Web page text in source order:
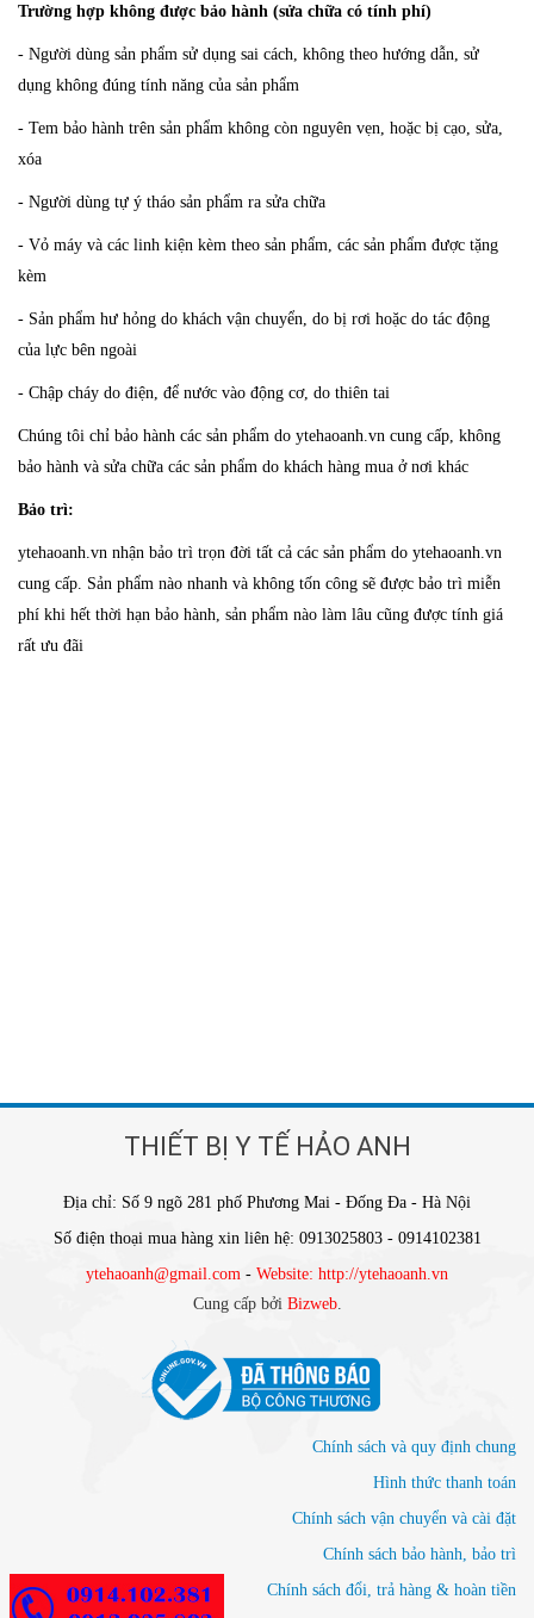
Trường hợp không được bảo hành (sửa chữa có tính phí)
- Người dùng sản phẩm sử dụng sai cách, không theo hướng dẫn, sử
dụng không đúng tính năng của sản phẩm
- Tem bảo hành trên sản phẩm không còn nguyên vẹn, hoặc bị cạo, sửa,
xóa
- Người dùng tự ý tháo sản phẩm ra sửa chữa
- Vỏ máy và các linh kiện kèm theo sản phẩm, các sản phẩm được tặng
kèm
- Sản phẩm hư hỏng do khách vận chuyển, do bị rơi hoặc do tác động
của lực bên ngoài
- Chập cháy do điện, để nước vào động cơ, do thiên tai
Chúng tôi chỉ bảo hành các sản phẩm do ytehaoanh.vn cung cấp, không
bảo hành và sửa chữa các sản phẩm do khách hàng mua ở nơi khác
Bảo trì:
ytehaoanh.vn nhận bảo trì trọn đời tất cả các sản phẩm do ytehaoanh.vn
cung cấp. Sản phẩm nào nhanh và không tốn công sẽ được bảo trì miễn
phí khi hết thời hạn bảo hành, sản phẩm nào làm lâu cũng được tính giá
rất ưu đãi
THIẾT BỊ Y TẾ HẢO ANH
Địa chỉ: Số 9 ngõ 281 phố Phương Mai - Đống Đa - Hà Nội
Số điện thoại mua hàng xin liên hệ: 0913025803 - 0914102381
ytehaoanh@gmail.com - Website: http://ytehaoanh.vn
Cung cấp bởi Bizweb.
Chính sách và quy định chung
Hình thức thanh toán
Chính sách vận chuyển và cài đặt
Chính sách bảo hành, bảo trì
Chính sách đổi, trả hàng & hoàn tiền